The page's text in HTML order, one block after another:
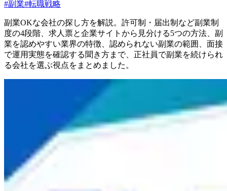
#副業#転職戦略
副業OKな会社の探し方を解説。許可制・届出制など副業制
度の4段階、求人票と企業サイトから見分ける5つの方法、副
業を認めやすい業界の特徴、認められない副業の範囲、面接
で運用実態を確認する聞き方まで、正社員で副業を続けられ
る会社を選ぶ視点をまとめました。